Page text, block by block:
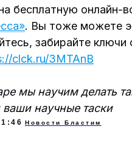
бесплатную онлайн-
. Вы тоже можете
забирайте
clck.ru/3MTAnB
мы научим делать
научные таски
Новости Бластим